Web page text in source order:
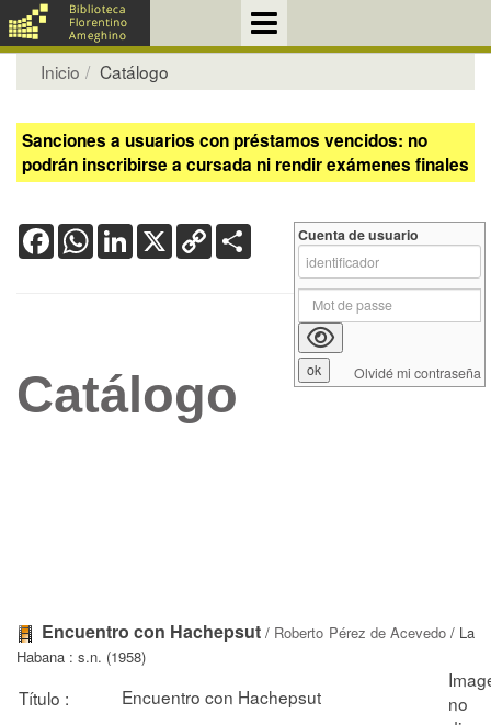
Inicio Catálogo
Sanciones a usuarios con préstamos vencidos: no
podrán inscribirse a cursada ni rendir exámenes finales
FacebookWhatsApp
LinkedIn
X Copy
Link
Catálogo
Encuentro con Hachepsut / Roberto Pérez de Acevedo/ La
Habana : s.n. (1958)
Título :
Encuentro con Hachepsut
Cuenta de usuario
Olvidé mi contraseña